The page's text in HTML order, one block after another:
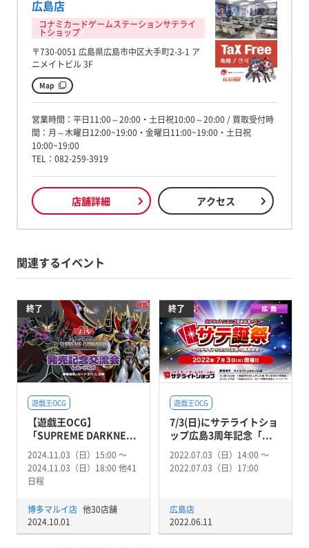
広島店
コナミカードゲームステーションサテライ
トショップ
〒730-0051 広島県広島市中区大手町2-3-1 ア
ニメイトビル 3F
Map
営業時間：平日11:00～20:00・土日祝10:00～20:00 / 買取受付時
間：月～木曜日12:00~19:00・金曜日11:00~19:00・土日祝
10:00~19:00
TEL：082-259-3919
店舗詳細 アクセス
関連するイベント
終了
遊戯王OCG
【遊戯王OCG】
「SUPREME DARKNE...
2024.11.03（日）15:00 〜
2024.11.03（日）18:00 他41
日程
博多マルイ店 他30店舗
2024.10.01
終了
遊戯王OCG
7/3(日)にサテライトショ
ップ広島3周年記念「...
2022.07.03（日）14:00 〜
2022.07.03（日）17:00
広島店
2022.06.11